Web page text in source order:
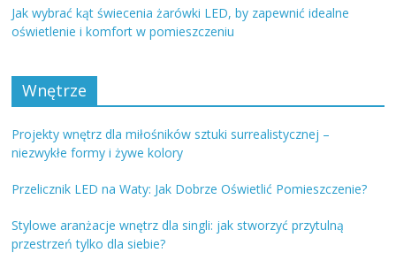
Jak wybrać kąt świecenia żarówki LED, by zapewnić idealne
oświetlenie i komfort w pomieszczeniu
Wnętrze
Projekty wnętrz dla miłośników sztuki surrealistycznej –
niezwykłe formy i żywe kolory
Przelicznik LED na Waty: Jak Dobrze Oświetlić Pomieszczenie?
Stylowe aranżacje wnętrz dla singli: jak stworzyć przytulną
przestrzeń tylko dla siebie?